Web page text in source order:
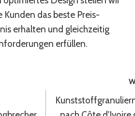
Kunden das beste Preis-
erhalten und gleichzeitig
erfüllen.